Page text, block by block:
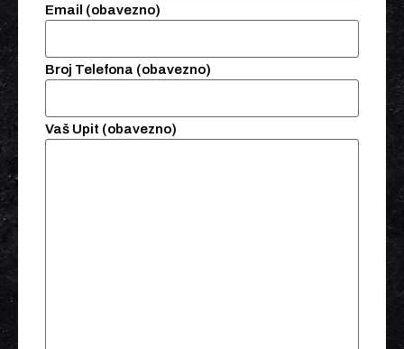
Email (obavezno)
Broj Telefona (obavezno)
Vaš Upit (obavezno)